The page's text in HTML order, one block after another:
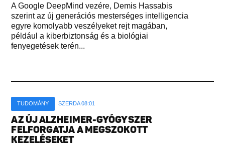
A Google DeepMind vezére, Demis Hassabis
szerint az új generációs mesterséges intelligencia
egyre komolyabb veszélyeket rejt magában,
például a kiberbiztonság és a biológiai
fenyegetések terén...
TUDOMÁNY SZERDA 08:01
AZ ÚJ ALZHEIMER-GYÓGYSZER
FELFORGATJA A MEGSZOKOTT
KEZELÉSEKET